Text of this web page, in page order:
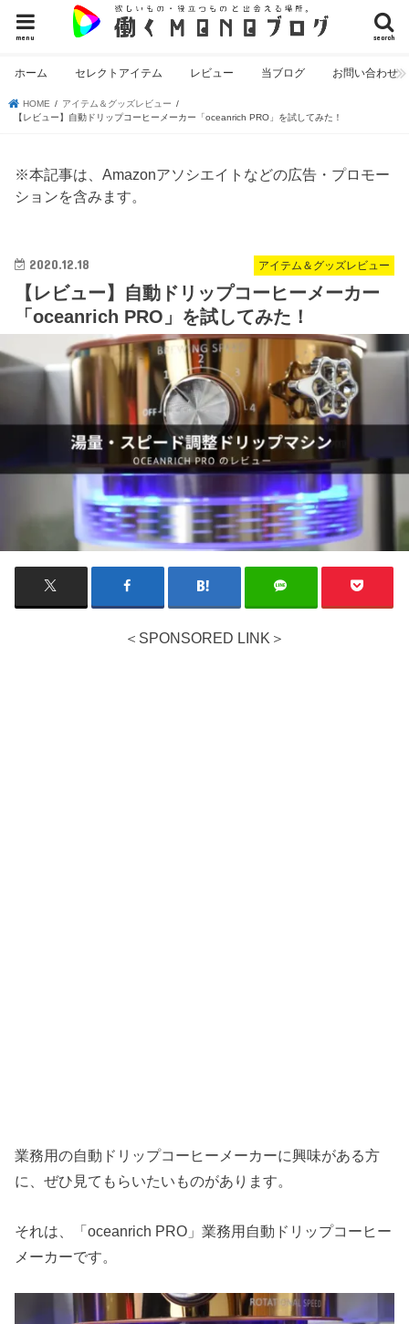
search
menu
ホーム セレクトアイテム レビュー 当ブログ お問い合わせ
HOME
アイテム＆グッズレビュー
【レビュー】自動ドリップコーヒーメーカー「oceanrich PRO」を試してみた！
※本記事は、Amazonアソシエイトなどの広告・プロモー
ションを含みます。
アイテム＆グッズレビュー
2020.12.18
【レビュー】自動ドリップコーヒーメーカー
「oceanrich PRO」を試してみた！
＜SPONSORED LINK＞
業務用の自動ドリップコーヒーメーカーに興味がある方
に、ぜひ見てもらいたいものがあります。
それは、「oceanrich PRO」業務用自動ドリップコーヒー
メーカーです。